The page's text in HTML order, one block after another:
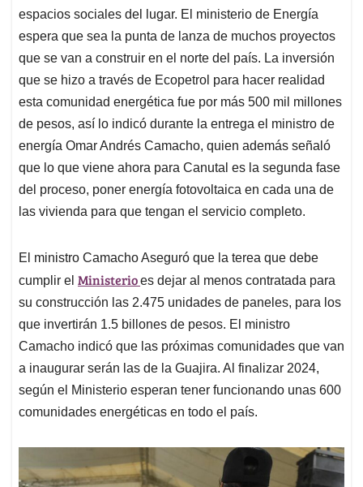
espacios sociales del lugar. El ministerio de Energía
espera que sea la punta de lanza de muchos proyectos
que se van a construir en el norte del país. La inversión
que se hizo a través de Ecopetrol para hacer realidad
esta comunidad energética fue por más 500 mil millones
de pesos, así lo indicó durante la entrega el ministro de
energía Omar Andrés Camacho, quien además señaló
que lo que viene ahora para Canutal es la segunda fase
del proceso, poner energía fotovoltaica en cada una de
las vivienda para que tengan el servicio completo.
El ministro Camacho Aseguró que la terea que debe
cumplir el Ministerioes dejar al menos contratada para
su construcción las 2.475 unidades de paneles, para los
que invertirán 1.5 billones de pesos. El ministro
Camacho indicó que las próximas comunidades que van
a inaugurar serán las de la Guajira. Al finalizar 2024,
según el Ministerio esperan tener funcionando unas 600
comunidades energéticas en todo el país.